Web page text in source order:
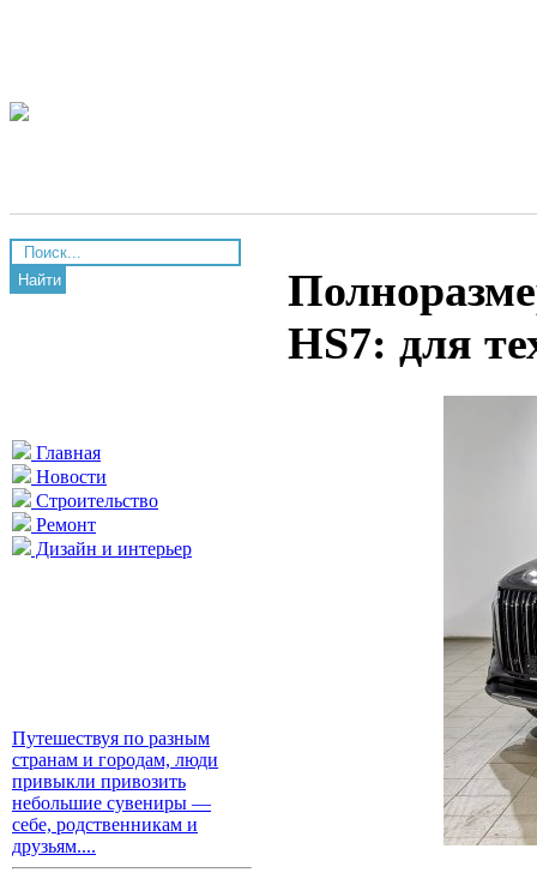
Найти
Главная
Новости
Строительство
Ремонт
Дизайн и интерьер
Путешествуя по разным
странам и городам, люди
привыкли привозить
небольшие сувениры —
себе, родственникам и
друзьям....
HS7: для